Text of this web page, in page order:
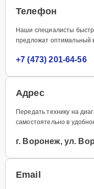
Телефон
Наши специалисты
предложат оптимальный
+7 (473) 201-64-56
Адрес
Передать технику на
самостоятельно в
г. Воронеж, ул.
Email